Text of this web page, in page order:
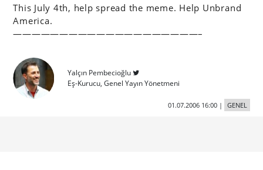
This July 4th, help spread the meme. Help Unbrand
America.
————————————————————–
Yalçın Pembecioğlu
Eş-Kurucu, Genel Yayın Yönetmeni
01.07.2006 16:00| GENEL